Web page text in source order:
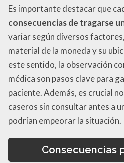
Es importante destacar que
consecuencias de tragarse
variar según diversos
material de la moneda y su
este sentido, la observación
médica son pasos clave para
paciente. Además, es crucial
caseros sin consultar antes a
podrían empeorar la situación.
Consecuencias